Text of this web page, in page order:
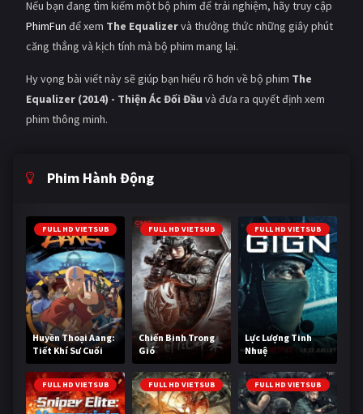
Nếu bạn đang tìm kiếm một bộ phim để trải nghiệm, hãy truy cập
PhimFun để xem The Equalizervà thưởng thức những giây phút
căng thẳng và kịch tính mà bộ phim mang lại.
Hy vọng bài viết này sẽ giúp bạn hiểu rõ hơn về bộ phim The
Equalizer (2014) - Thiện Ác Đối Đầu và đưa ra quyết định xem
phim thông minh.
Phim Hành Động
FULL HD VIETSUB
Huyền Thoại Aang:
Tiết Khí Sư Cuối
Cùng
FULL HD VIETSUB
Chiến Binh Trong
Gió
FULL HD VIETSUB
Lực Lượng Tinh
Nhuệ
FULL HD VIETSUB FULL HD VIETSUB FULL HD VIETSUB